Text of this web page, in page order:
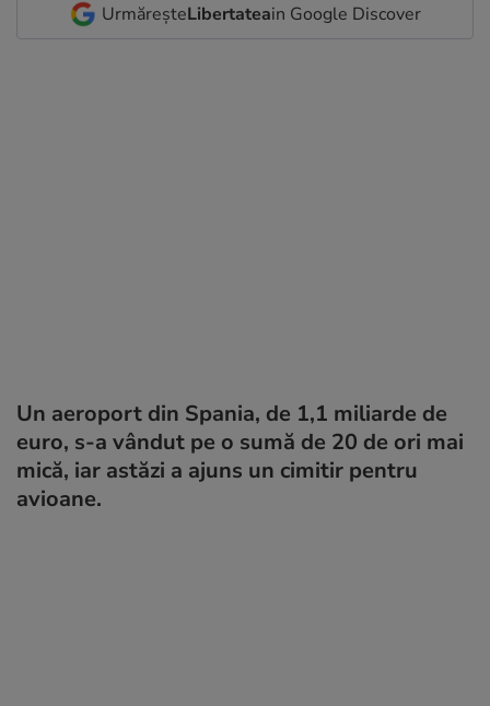
UrmăreșteLibertateain Google Discover
Un aeroport din Spania, de 1,1 miliarde de
euro, s-a vândut pe o sumă de 20 de ori mai
mică, iar astăzi a ajuns un cimitir pentru
avioane.